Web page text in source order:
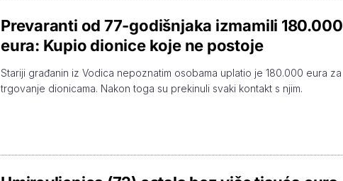
Prevaranti od 77-godišnjaka izmamili 180.000
eura: Kupio dionice koje ne postoje
Stariji građanin iz Vodica nepoznatim osobama uplatio je 180.000 eura za
trgovanje dionicama. Nakon toga su prekinuli svaki kontakt s njim.